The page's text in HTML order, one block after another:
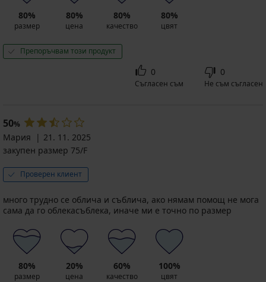
80%
размер
80%
цена
80%
качество
80%
цвят
Препоръчвам този продукт
0
Съгласен съм
0
Не съм съгласен
50%
Мария
21. 11. 2025
закупен размер 75/F
Проверен клиент
много трудно се облича и съблича, ако нямам помощ не мога
сама да го облекасъблека, иначе ми е точно по размер
80%
размер
20%
цена
60%
качество
100%
цвят